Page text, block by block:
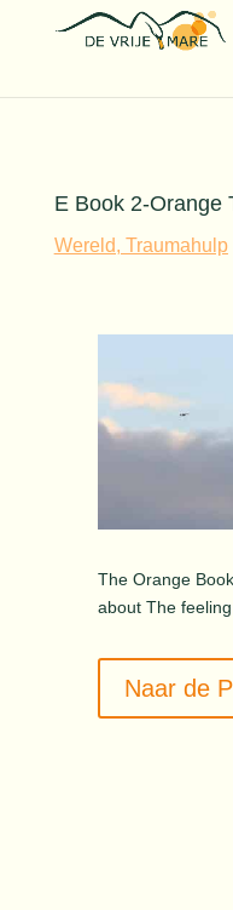
E Book 2-Orange
Wereld, Traumahulp
The Orange
about The feeling
Naar de